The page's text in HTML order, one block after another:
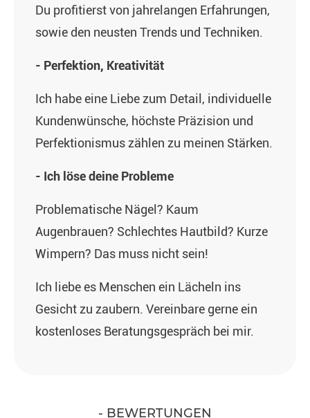
Du profitierst von jahrelangen Erfahrungen,
sowie den neusten Trends und Techniken.
- Perfektion, Kreativität
Ich habe eine Liebe zum Detail, individuelle
Kundenwünsche, höchste Präzision und
Perfektionismus zählen zu meinen Stärken.
- Ich löse deine Probleme
Problematische Nägel? Kaum
Augenbrauen? Schlechtes Hautbild? Kurze
Wimpern? Das muss nicht sein!
Ich liebe es Menschen ein Lächeln ins
Gesicht zu zaubern. Vereinbare gerne ein
kostenloses Beratungsgespräch bei mir.
- BEWERTUNGEN